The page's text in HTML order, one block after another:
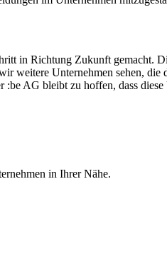
in Richtung Zukunft gemacht.
weitere Unternehmen sehen,
AG bleibt zu hoffen, dass
in Ihrer Nähe.